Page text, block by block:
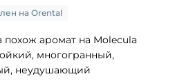
на Orental
аромат на Molecula
многогранный,
неудушающий